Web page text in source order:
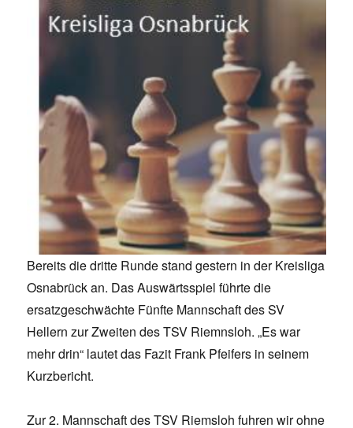
Bereits die dritte Runde stand gestern in der Kreisliga
Osnabrück an. Das Auswärtsspiel führte die
ersatzgeschwächte Fünfte Mannschaft des SV
Hellern zur Zweiten des TSV Riemnsloh. „Es war
mehr drin“ lautet das Fazit Frank Pfeifers in seinem
Kurzbericht.
Zur 2. Mannschaft des TSV Riemsloh fuhren wir ohne